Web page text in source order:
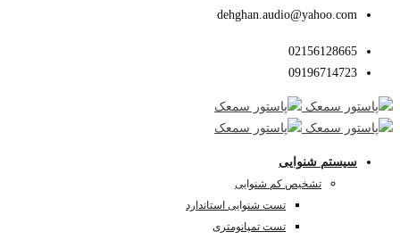
dehghan.audio@yahoo.com
02156128665
09196714723
سیستم شنوایی
تشخیص کم شنوایی
تست شنوایی استاندارد
تست تمپانومتری